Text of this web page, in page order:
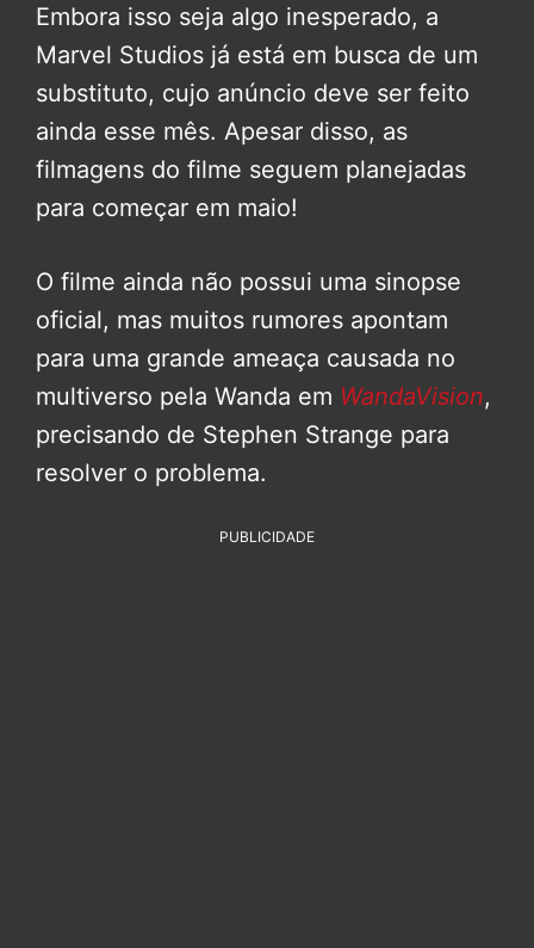
Embora isso seja algo inesperado, a
Marvel Studios já está em busca de um
substituto, cujo anúncio deve ser feito
ainda esse mês. Apesar disso, as
filmagens do filme seguem planejadas
para começar em maio!
O filme ainda não possui uma sinopse
oficial, mas muitos rumores apontam
para uma grande ameaça causada no
multiverso pela Wanda em WandaVision,
precisando de Stephen Strange para
resolver o problema.
PUBLICIDADE